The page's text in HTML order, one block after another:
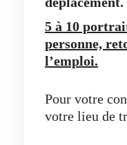
5 à 10
personne,
l’emploi.
Pour votre
votre lieu de